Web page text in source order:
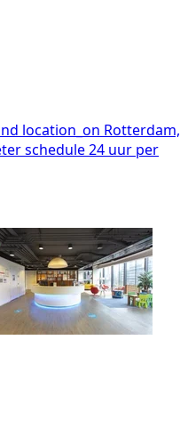
location_on Rotterdam,
schedule24 uur per